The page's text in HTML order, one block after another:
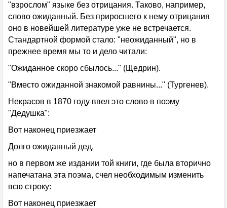
"взрослом" языке без отрицания. Таково, например,
слово ожиданный. Без приросшего к нему отрицания
оно в новейшей литературе уже не встречается.
Стандартной формой стало: "неожиданный", но в
прежнее время мы то и дело читали:
"Ожиданное скоро сбылось..." (Щедрин).
"Вместо ожиданной знакомой равнины..." (Тургенев).
Некрасов в 1870 году ввел это слово в поэму
"Дедушка":
Вот наконец приезжает
Долго ожиданный дед,
но в первом же издании той книги, где была вторично
напечатана эта поэма, счел необходимым изменить
всю строку:
Вот наконец приезжает